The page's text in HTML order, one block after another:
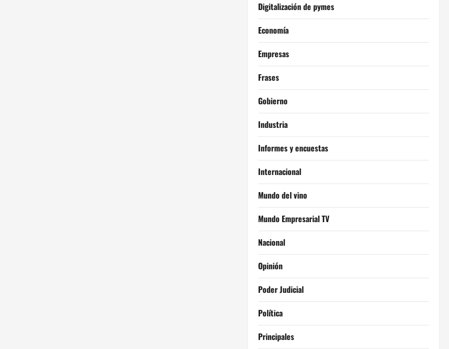
Digitalización de pymes
Economía
Empresas
Frases
Gobierno
Industria
Informes y encuestas
Internacional
Mundo del vino
Mundo Empresarial TV
Nacional
Opinión
Poder Judicial
Política
Principales